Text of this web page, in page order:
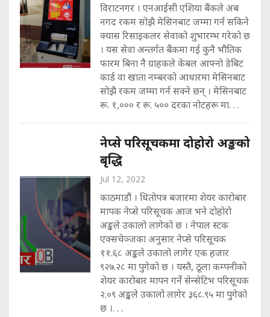
विराटनगर । एनआईसी एशिया बैंकले अब
नगद रकम सोझै मेसिनबाट जम्मा गर्न सकिने
क्यास रिसाइकलर सेवाको शुभारम्भ गरेको छ
। यस सेवा अन्तर्गत बैंकमा गई कुनै भौतिक
फारम बिना नै ग्राहकले केबल आफ्नो डेबिट
कार्ड वा खाता नम्बरको आधारमा मेसिनबाट
सोझै रकम जम्मा गर्न सक्ने छन् । मेसिनबाट
रू. १,००० र रू. ५०० दरका नोटहरू मा. . .
नेप्से परिसूचकमा दोहोरो अङ्कको
बृद्धि
Jul 12, 2022
काठमाडौं । धितोपत्र बजारमा शेयर कारोबार
मापक नेप्से परिसूचक आज भने दोहोरो
अङ्कले उकालो लागेको छ । नेपाल स्टक
एक्सचेञ्जका अनुसार नेप्से परिसूचक
११.६८ अङ्कले उकालो लागेर एक हजार
९२७.२८ मा पुगेको छ । यस्तै, ठूला कम्पनीको
शेयर कारोबार मापन गर्ने सेन्सेटिभ परिसूचक
२.०९ अङ्कले उकालो लागेर ३६८.९५ मा पुगेको
छ ।. . .